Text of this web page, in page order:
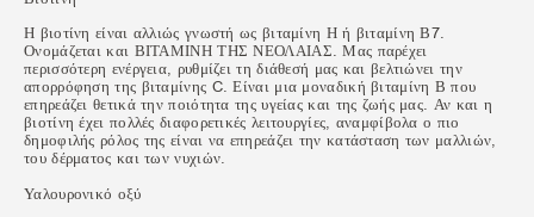
Η βιοτίνη είναι αλλιώς γνωστή ως βιταμίνη Η ή βιταμίνη Β7.
Ονομάζεται και ΒΙΤΑΜΙΝΗ ΤΗΣ ΝΕΟΛΑΙΑΣ. Μας παρέχει
περισσότερη ενέργεια, ρυθμίζει τη διάθεσή μας και βελτιώνει την
απορρόφηση της βιταμίνης C. Είναι μια μοναδική βιταμίνη Β που
επηρεάζει θετικά την ποιότητα της υγείας και της ζωής μας. Αν και η
βιοτίνη έχει πολλές διαφορετικές λειτουργίες, αναμφίβολα ο πιο
δημοφιλής ρόλος της είναι να επηρεάζει την κατάσταση των μαλλιών,
του δέρματος και των νυχιών.
Υαλουρονικό οξύ